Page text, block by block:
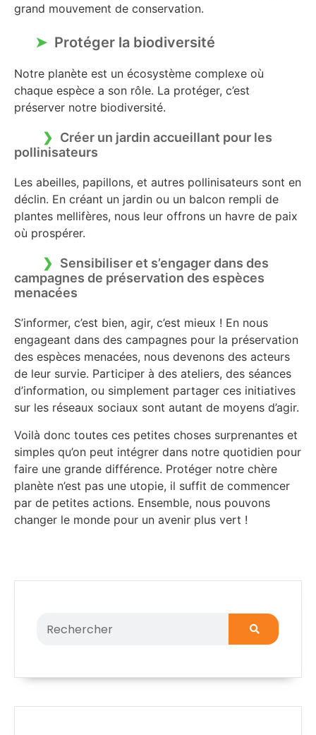
grand mouvement de conservation.
Protéger la biodiversité
Notre planète est un écosystème complexe où
chaque espèce a son rôle. La protéger, c’est
préserver notre biodiversité.
Créer un jardin accueillant pour les
pollinisateurs
Les abeilles, papillons, et autres pollinisateurs sont en
déclin. En créant un jardin ou un balcon rempli de
plantes mellifères, nous leur offrons un havre de paix
où prospérer.
Sensibiliser et s’engager dans des
campagnes de préservation des espèces
menacées
S’informer, c’est bien, agir, c’est mieux ! En nous
engageant dans des campagnes pour la préservation
des espèces menacées, nous devenons des acteurs
de leur survie. Participer à des ateliers, des séances
d’information, ou simplement partager ces initiatives
sur les réseaux sociaux sont autant de moyens d’agir.
Voilà donc toutes ces petites choses surprenantes et
simples qu’on peut intégrer dans notre quotidien pour
faire une grande différence. Protéger notre chère
planète n’est pas une utopie, il suffit de commencer
par de petites actions. Ensemble, nous pouvons
changer le monde pour un avenir plus vert !